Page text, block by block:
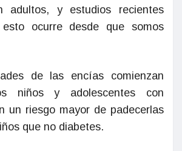
adultos, y estudios recientes
ocurre desde que somos
de las encías comienzan
niños y adolescentes con
un riesgo mayor de padecerlas
que no diabetes.